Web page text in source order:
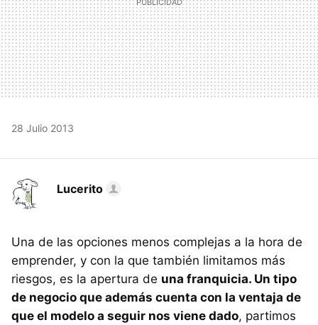
28 Julio 2013
Lucerito
Una de las opciones menos complejas a la hora de
emprender, y con la que también limitamos más
riesgos, es la apertura de una franquicia. Un tipo
de negocio que además cuenta con la ventaja de
que el modelo a seguir nos viene dado, partimos